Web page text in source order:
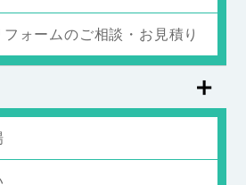
ォームのご相談・お見積り